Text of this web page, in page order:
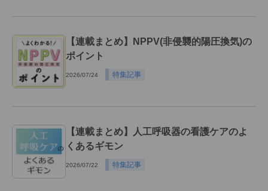
【連載まとめ】NPPV(非侵襲的陽圧換気)の
ポイント
2026/07/24 特集記事
【連載まとめ】人工呼吸器の看護ケアのよ
くあるギモン
2026/07/22 特集記事